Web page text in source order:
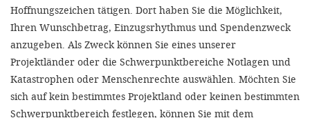
Hoffnungszeichen tätigen. Dort haben Sie die Möglichkeit,
Ihren Wunschbetrag, Einzugsrhythmus und Spendenzweck
anzugeben. Als Zweck können Sie eines unserer
Projektländer oder die Schwerpunktbereiche Notlagen und
Katastrophen oder Menschenrechte auswählen. Möchten Sie
sich auf kein bestimmtes Projektland oder keinen bestimmten
Schwerpunktbereich festlegen, können Sie mit dem